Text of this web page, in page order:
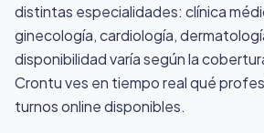
distintas especialidades: clínica
ginecología, cardiología,
disponibilidad varía según la
Crontu ves en tiempo real qué
turnos online disponibles.